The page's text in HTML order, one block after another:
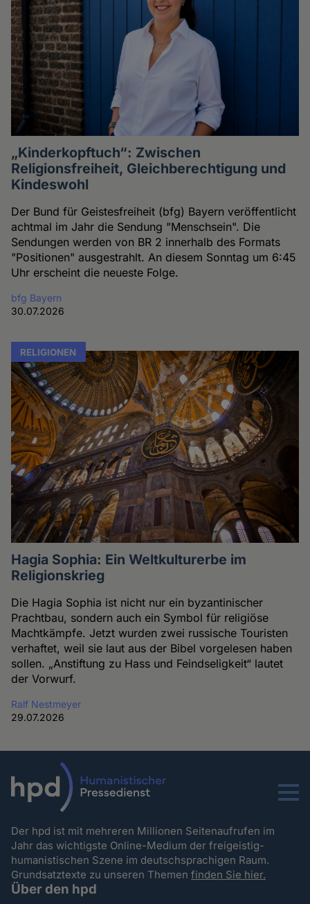
„Kinderkopftuch“: Zwischen
Religionsfreiheit, Gleichberechtigung und
Kindeswohl
Der Bund für Geistesfreiheit (bfg) Bayern veröffentlicht
achtmal im Jahr die Sendung "Menschsein". Die
Sendungen werden von BR 2 innerhalb des Formats
"Positionen" ausgestrahlt. An diesem Sonntag um 6:45
Uhr erscheint die neueste Folge.
bfg Bayern
30.07.2026
RELIGIONEN
Hagia Sophia: Ein Weltkulturerbe im
Religionskrieg
Die Hagia Sophia ist nicht nur ein byzantinischer
Prachtbau, sondern auch ein Symbol für religiöse
Machtkämpfe. Jetzt wurden zwei russische Touristen
verhaftet, weil sie laut aus der Bibel vorgelesen haben
sollen. „Anstiftung zu Hass und Feindseligkeit“ lautet
der Vorwurf.
Ralf Nestmeyer
29.07.2026
Menu
Der hpd ist mit mehreren Millionen Seitenaufrufen im
Jahr das wichtigste Online-Medium der freigeistig-
humanistischen Szene im deutschsprachigen Raum.
Grundsatztexte zu unseren Themenfinden Sie hier.
Über den hpd